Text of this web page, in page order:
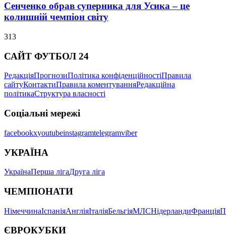
Сенченко обрав суперника для Усика – це
колишній чемпіон світу
313
САЙТ ФУТБОЛ 24
РедакціяПрогнозиПолітика конфіденційностіПравила
сайтуКонтактиПравила коментуванняРедакційна
політикаСтруктура власності
Соціальні мережі
facebookxyoutubeinstagramtelegramviber
УКРАЇНА
УкраїнаПерша лігаДруга ліга
ЧЕМПІОНАТИ
НімеччинаІспаніяАнгліяІталіяБельгіяМЛСНідерландиФранція
ЄВРОКУБКИ